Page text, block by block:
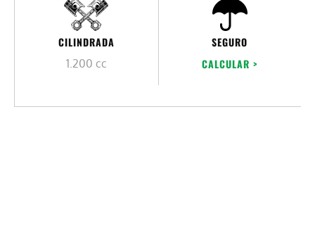
CILINDRADA
1.200 cc
SEGURO
CALCULAR >